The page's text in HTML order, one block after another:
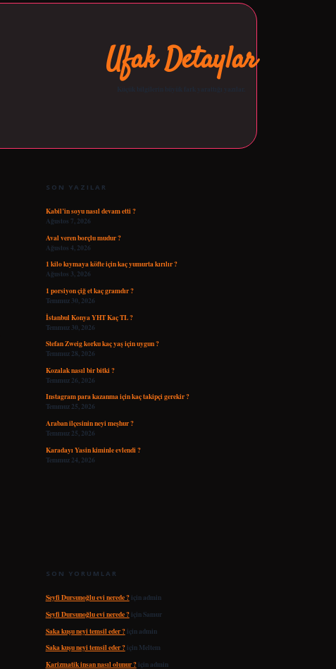
Ufak Detaylar
SON YAZILAR
Kabil’in soyu nasıl devam etti ?
Ağustos 7, 2026
Aval veren borçlu mudur ?
Ağustos 4, 2026
1 kilo kıymaya köfte için kaç yumurta kırılır ?
Ağustos 3, 2026
1 porsiyon çiğ et kaç gramdır ?
Temmuz 30, 2026
İstanbul Konya YHT Kaç TL ?
Temmuz 30, 2026
Stefan Zweig korku kaç yaş için uygun ?
Temmuz 28, 2026
Kozalak nasıl bir bitki ?
Temmuz 26, 2026
Instagram para kazanma için kaç takipçi gerekir ?
Temmuz 25, 2026
Araban ilçesinin neyi meşhur ?
Temmuz 25, 2026
Karadayı Yasin kiminle evlendi ?
Temmuz 24, 2026
SON YORUMLAR
Seyfi Dursunoğlu evi nerede ?içinadmin
Seyfi Dursunoğlu evi nerede ?içinSamur
Saka kuşu neyi temsil eder ?içinadmin
Saka kuşu neyi temsil eder ?için Meltem
Karizmatik insan nasıl olunur ?içinadmin